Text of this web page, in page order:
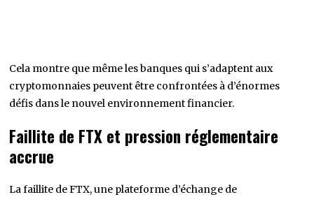
Cela montre que même les banques qui s’adaptent aux
cryptomonnaies peuvent être confrontées à d’énormes
défis dans le nouvel environnement financier.
Faillite de FTX et pression réglementaire
accrue
La faillite de FTX, une plateforme d’échange de